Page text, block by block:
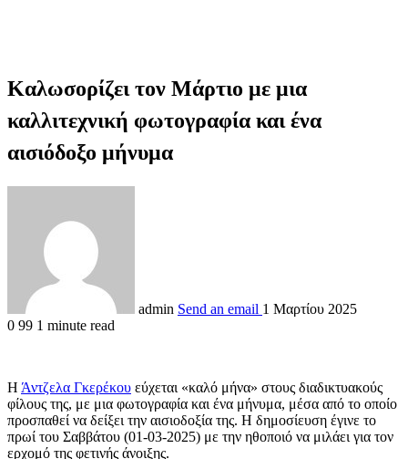
Καλωσορίζει τον Μάρτιο με μια
καλλιτεχνική φωτογραφία και ένα
αισιόδοξο μήνυμα
admin Send an email 1 Μαρτίου 2025
0 99 1 minute read
Η Άντζελα Γκερέκου εύχεται «καλό μήνα» στους διαδικτυακούς
φίλους της, με μια φωτογραφία και ένα μήνυμα, μέσα από το οποίο
προσπαθεί να δείξει την αισιοδοξία της. Η δημοσίευση έγινε το
πρωί του Σαββάτου (01-03-2025) με την ηθοποιό να μιλάει για τον
ερχομό της φετινής άνοιξης.